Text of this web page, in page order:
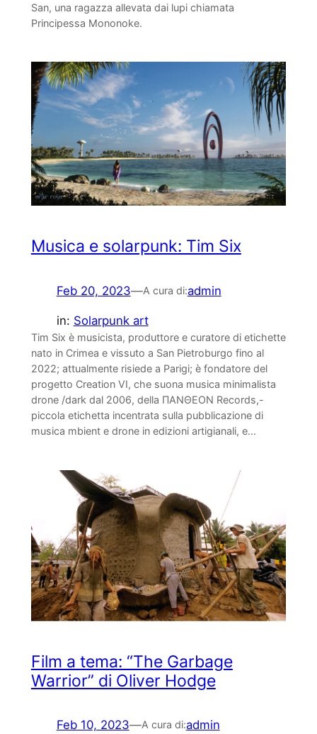
San, una ragazza allevata dai lupi chiamata
Principessa Mononoke.
Musica e solarpunk: Tim Six
Feb 20, 2023—A cura di:admin
in: Solarpunk art
Tim Six è musicista, produttore e curatore di etichette
nato in Crimea e vissuto a San Pietroburgo fino al
2022; attualmente risiede a Parigi; è fondatore del
progetto Creation VI, che suona musica minimalista
drone /dark dal 2006, della ΠΑΝΘΕΟΝ Records,-
piccola etichetta incentrata sulla pubblicazione di
musica mbient e drone in edizioni artigianali, e…
Film a tema: “The Garbage
Warrior” di Oliver Hodge
Feb 10, 2023—A cura di:admin